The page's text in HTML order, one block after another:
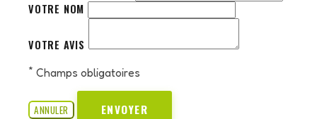
VOTRE NOM
VOTRE AVIS
* Champs obligatoires
ANNULER ENVOYER